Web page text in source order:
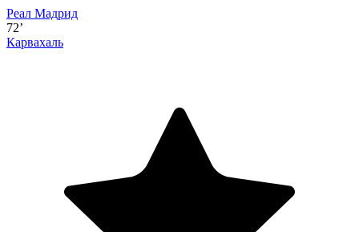
Реал Мадрид
72’
Карвахаль